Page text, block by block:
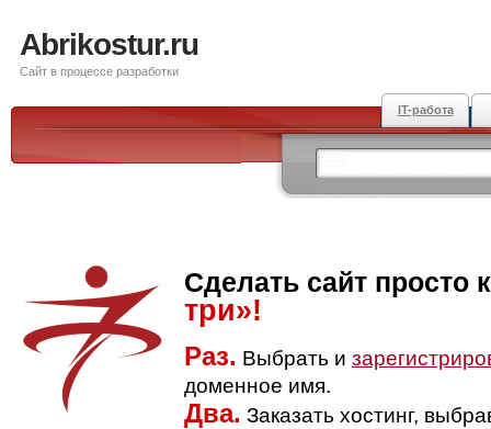
Abrikostur.ru
Сайт в процессе разработки
IT-работа
Сделать сайт просто
три»!
Раз. Выбрать и
доменное имя.
Два. Заказать хостинг,